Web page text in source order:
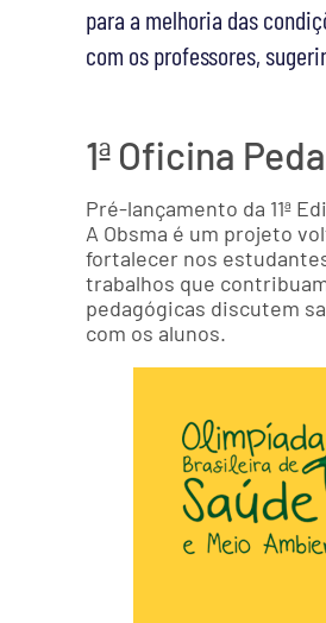
para a melhoria das
com os professores,
1ª Oficina
Pré-lançamento da 11ª
A Obsma é um projeto
fortalecer nos
trabalhos que
pedagógicas discutem
com os alunos.